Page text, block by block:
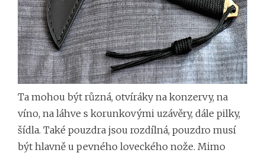
Ta mohou být různá, otvíráky na konzervy, na
víno, na láhve s korunkovými uzávěry, dále pilky,
šídla. Také pouzdra jsou rozdílná, pouzdro musí
být hlavně u pevného loveckého nože. Mimo